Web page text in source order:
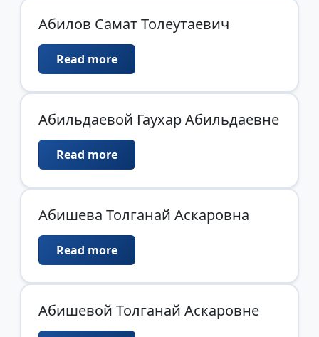
Абилов Самат Толеутаевич
Read more
Абильдаевой Гаухар Абильдаевне
Read more
Абишева Толганай Аскаровна
Read more
Абишевой Толганай Аскаровне